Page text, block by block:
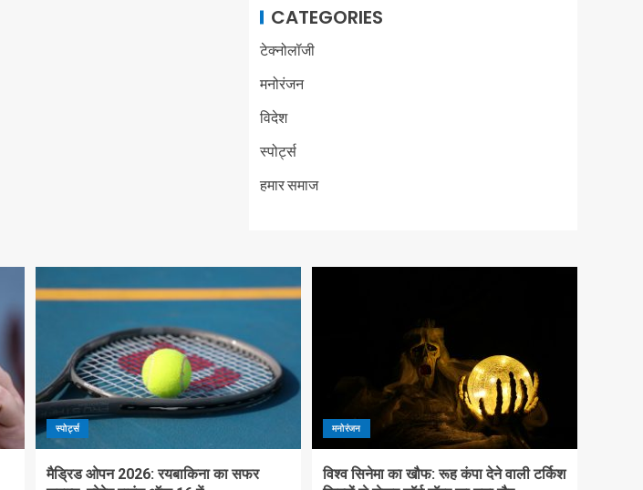
CATEGORIES
टेक्नोलॉजी
मनोरंजन
विदेश
स्पोर्ट्स
हमार समाज
स्पोर्ट्स
मैड्रिड ओपन 2026: रयबाकिना का सफर
मनोरंजन
विश्व सिनेमा का खौफ: रूह कंपा देने वाली टर्किश